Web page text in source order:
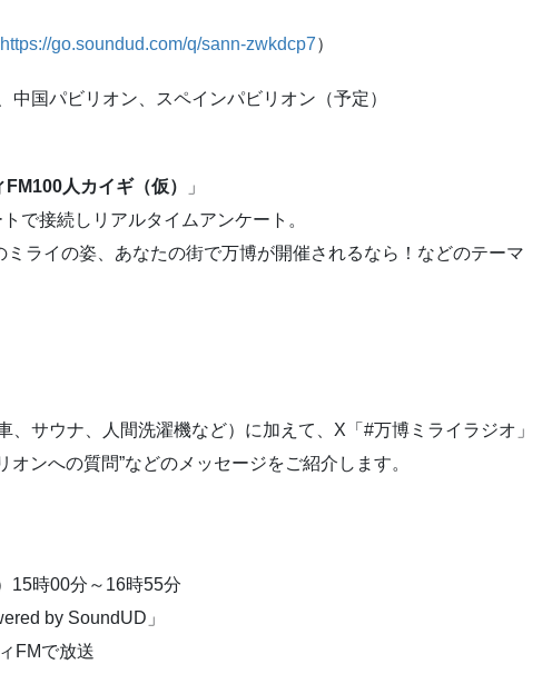
https://go.soundud.com/q/sann-zwkdcp7）
国パビリオン、スペインパビリオン（予定）
人カイギ（仮）
」
で接続しリアルタイムアンケート。
ライの姿、あなたの街で万博が開催されるなら！などのテーマ
、サウナ、人間洗濯機など）に加えて、X「#万博ミライラジオ」
オンへの質問”などのメッセージをご紹介します。
15時00分～16時55分
by SoundUD」
FMで放送